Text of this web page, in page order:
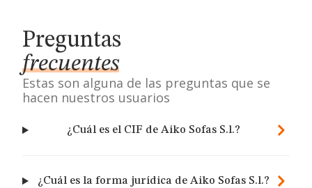
Preguntas
frecuentes
Estas son alguna de las preguntas que se
hacen nuestros usuarios
¿Cuál es el CIF de Aiko Sofas S.l.?
¿Cuál es la forma jurídica de Aiko Sofas S.l.?